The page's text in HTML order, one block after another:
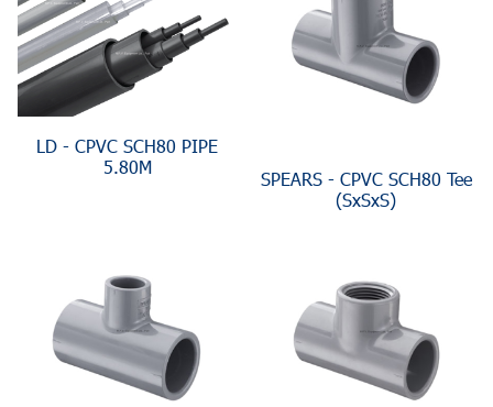
LD - CPVC SCH80 PIPE
5.80M
SPEARS - CPVC SCH80 Tee
(SxSxS)